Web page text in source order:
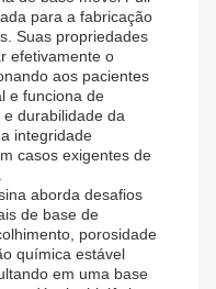
para a fabricação
Suas propriedades
efetivamente o
aos pacientes
e funciona de
e durabilidade da
integridade
casos exigentes de
aborda desafios
de base de
porosidade
química estável
em uma base